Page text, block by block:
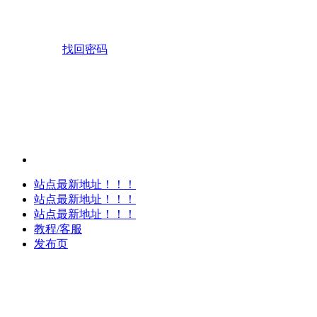
找回密码
站点最新地址！！！
站点最新地址！！！
站点最新地址！！！
教程/客服
发布页